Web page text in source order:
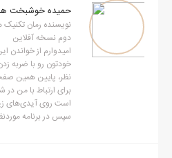
اون کثافتا به من قول دادن هیچ
جوکی بیش نبودم. دارم براتون بی‌شرفا!
اول از همه برگه امتحانی سه قلوها و
خدا شاهده اون همه برگه امتحانی رو
و دور تا دورم فقط برگه امتحانی
حمیده خوشبخت
نویسنده رمان
دوم نسخه آفلاین
امیدوارم از خواندن
خودتون رو با ضربه
نظر، پایین همین
برای ارتباط با من
است روی آیدی‌های
سپس در برنامه